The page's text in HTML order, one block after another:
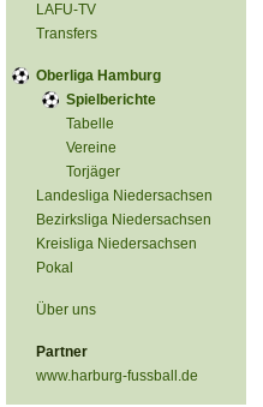
LAFU-TV
Transfers
Oberliga Hamburg
Spielberichte
Tabelle
Vereine
Torjäger
Landesliga Niedersachsen
Bezirksliga Niedersachsen
Kreisliga Niedersachsen
Pokal
Über uns
Partner
www.harburg-fussball.de